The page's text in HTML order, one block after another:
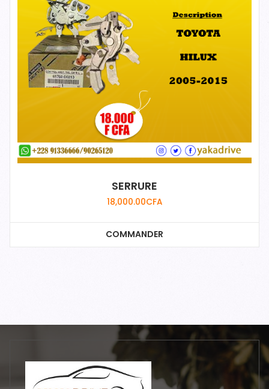
SERRURE
18,000.00CFA
COMMANDER